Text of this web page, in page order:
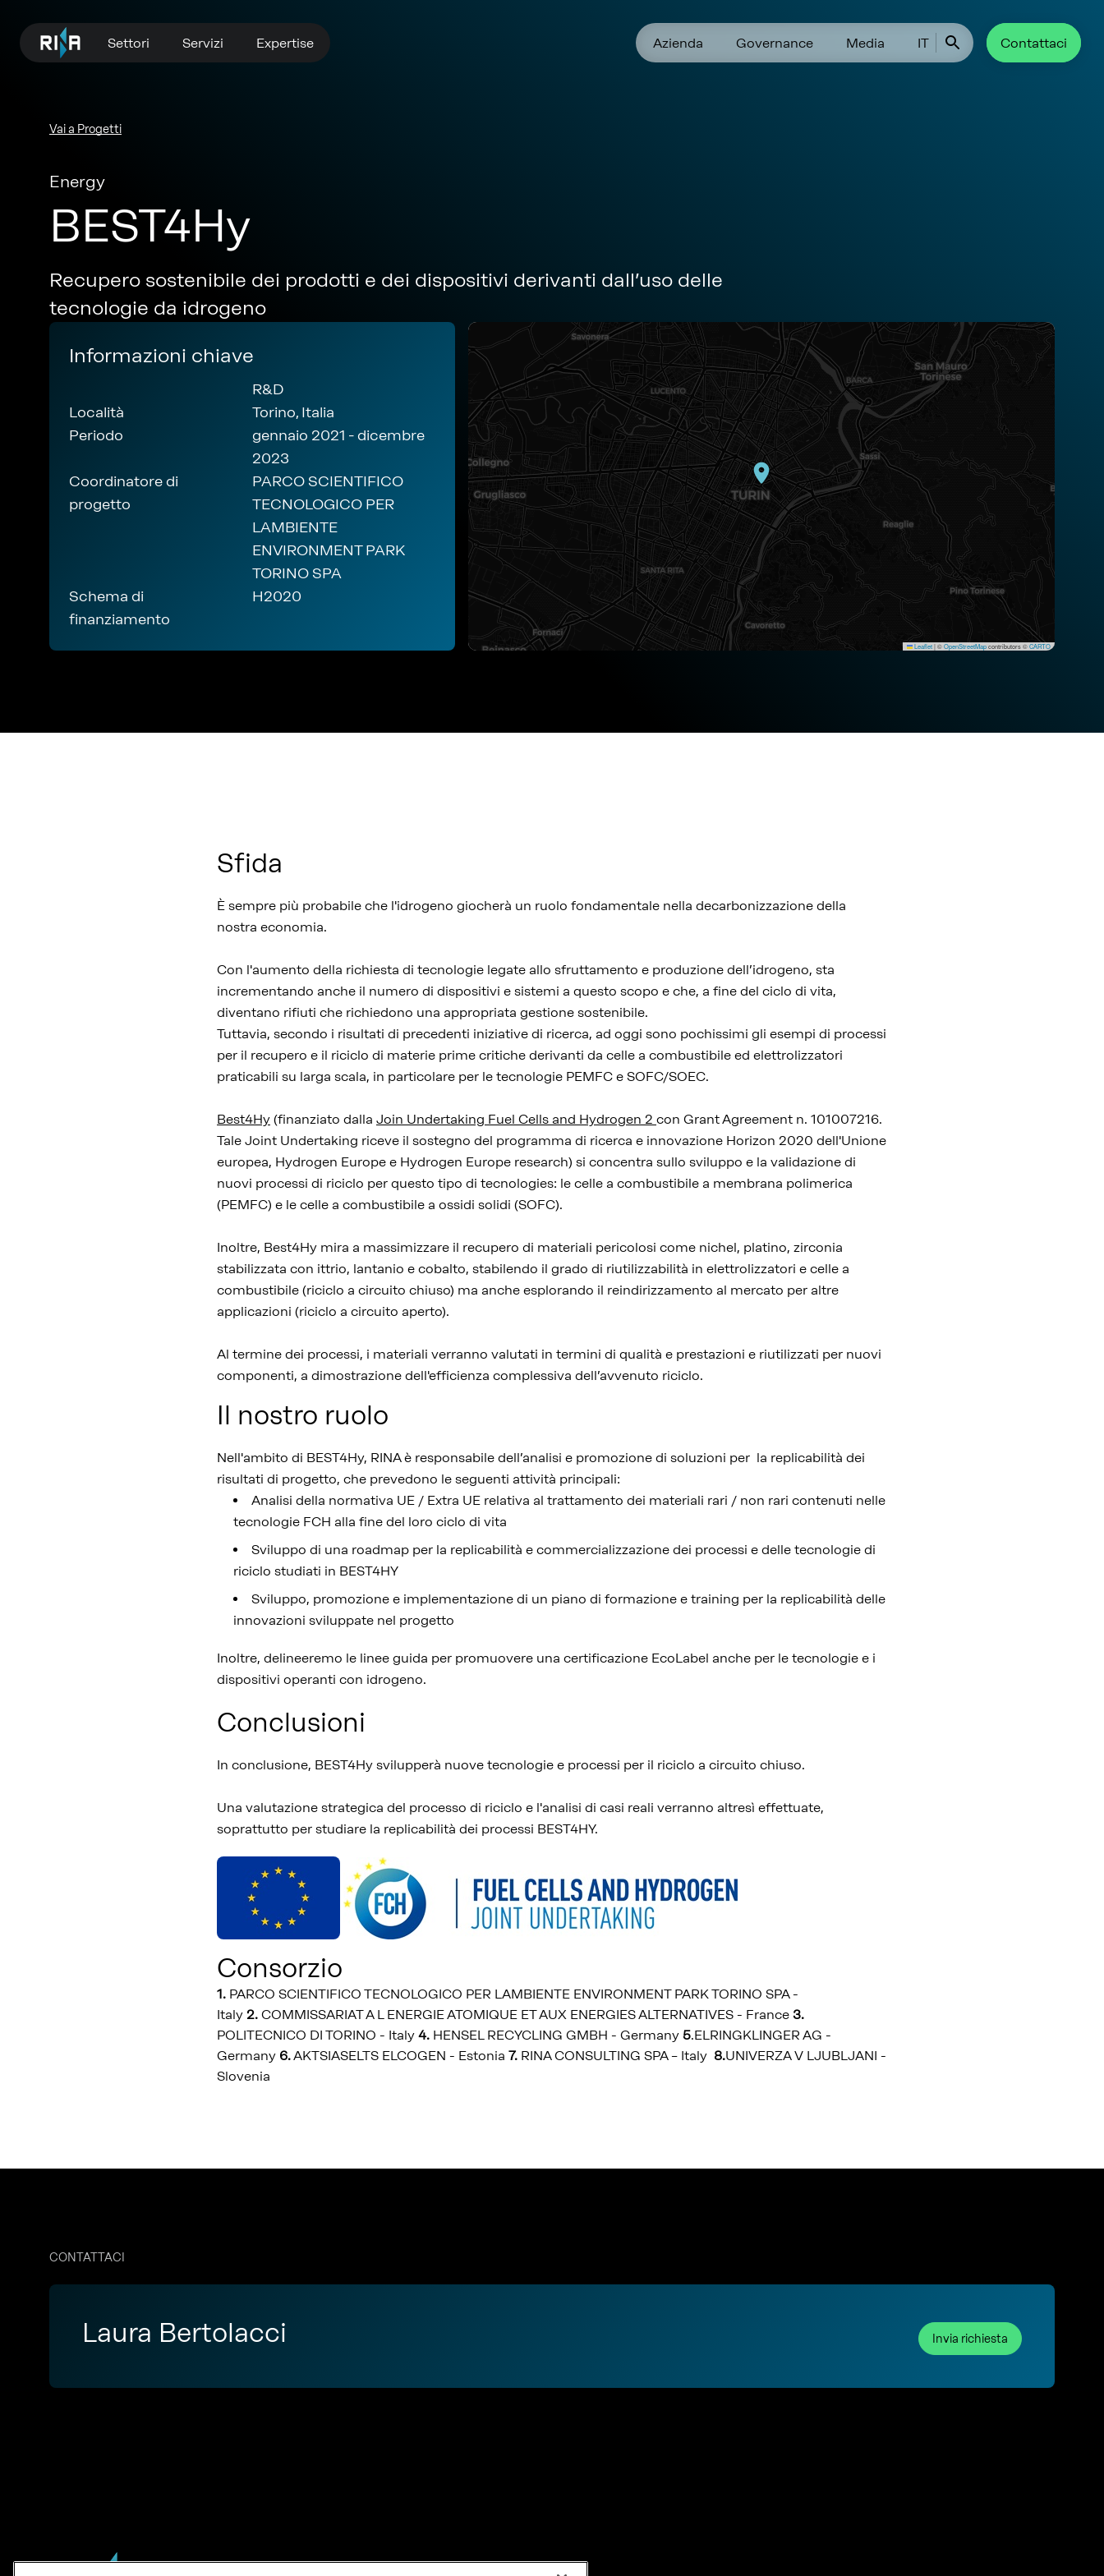
Settori Servizi Expertise Azienda Governance Media IT Contattaci
Vai a Progetti
Energy
BEST4Hy
Recupero sostenibile dei prodotti e dei dispositivi derivanti dall’uso delle
tecnologie da idrogeno
Informazioni chiave
R&D
Località
Torino, Italia
Periodo
gennaio 2021 - dicembre
2023
Coordinatore di
progetto
PARCO SCIENTIFICO
TECNOLOGICO PER
LAMBIENTE
ENVIRONMENT PARK
TORINO SPA
Schema di
finanziamento
H2020
Leaflet|©OpenStreetMapcontributors ©CARTO
Sfida
È sempre più probabile che l'idrogeno giocherà un ruolo fondamentale nella decarbonizzazione della
nostra economia.
Con l'aumento della richiesta di tecnologie legate allo sfruttamento e produzione dell’idrogeno, sta
incrementando anche il numero di dispositivi e sistemi a questo scopo e che, a fine del ciclo di vita,
diventano rifiuti che richiedono una appropriata gestione sostenibile.
Tuttavia, secondo i risultati di precedenti iniziative di ricerca, ad oggi sono pochissimi gli esempi di processi
per il recupero e il riciclo di materie prime critiche derivanti da celle a combustibile ed elettrolizzatori
praticabili su larga scala, in particolare per le tecnologie PEMFC e SOFC/SOEC.
Best4Hy (finanziato dalla Join Undertaking Fuel Cells and Hydrogen 2 con Grant Agreement n. 101007216.
Tale Joint Undertaking riceve il sostegno del programma di ricerca e innovazione Horizon 2020 dell'Unione
europea, Hydrogen Europe e Hydrogen Europe research) si concentra sullo sviluppo e la validazione di
nuovi processi di riciclo per questo tipo di tecnologies: le celle a combustibile a membrana polimerica
(PEMFC) e le celle a combustibile a ossidi solidi (SOFC).
Inoltre, Best4Hy mira a massimizzare il recupero di materiali pericolosi come nichel, platino, zirconia
stabilizzata con ittrio, lantanio e cobalto, stabilendo il grado di riutilizzabilità in elettrolizzatori e celle a
combustibile (riciclo a circuito chiuso) ma anche esplorando il reindirizzamento al mercato per altre
applicazioni (riciclo a circuito aperto).
Al termine dei processi, i materiali verranno valutati in termini di qualità e prestazioni e riutilizzati per nuovi
componenti, a dimostrazione dell'efficienza complessiva dell’avvenuto riciclo.
Il nostro ruolo
Nell'ambito di BEST4Hy, RINA è responsabile dell’analisi e promozione di soluzioni per la replicabilità dei
risultati di progetto, che prevedono le seguenti attività principali:
Analisi della normativa UE / Extra UE relativa al trattamento dei materiali rari / non rari contenuti nelle
tecnologie FCH alla fine del loro ciclo di vita
Sviluppo di una roadmap per la replicabilità e commercializzazione dei processi e delle tecnologie di
riciclo studiati in BEST4HY
Sviluppo, promozione e implementazione di un piano di formazione e training per la replicabilità delle
innovazioni sviluppate nel progetto
Inoltre, delineeremo le linee guida per promuovere una certificazione EcoLabel anche per le tecnologie e i
dispositivi operanti con idrogeno.
Conclusioni
In conclusione, BEST4Hy svilupperà nuove tecnologie e processi per il riciclo a circuito chiuso.
Una valutazione strategica del processo di riciclo e l'analisi di casi reali verranno altresì effettuate,
soprattutto per studiare la replicabilità dei processi BEST4HY.
Consorzio
1. PARCO SCIENTIFICO TECNOLOGICO PER LAMBIENTE ENVIRONMENT PARK TORINO SPA -
Italy 2. COMMISSARIAT A L ENERGIE ATOMIQUE ET AUX ENERGIES ALTERNATIVES - France 3.
POLITECNICO DI TORINO - Italy 4. HENSEL RECYCLING GMBH - Germany 5.ELRINGKLINGER AG -
Germany 6.AKTSIASELTS ELCOGEN - Estonia 7. RINA CONSULTING SPA – Italy 8.UNIVERZA V LJUBLJANI -
Slovenia
CONTATTACI
Laura Bertolacci Invia richiesta